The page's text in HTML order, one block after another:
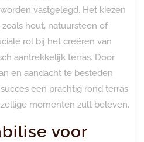
vastgelegd. Het kiezen
hout, natuursteen of
rol bij het creëren van
aantrekkelijk terras. Door
en aandacht te besteden
een prachtig rond terras
momenten zult beleven.
voor